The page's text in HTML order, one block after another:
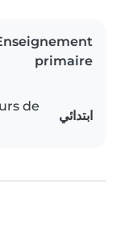
primaire
de
ابتدائي